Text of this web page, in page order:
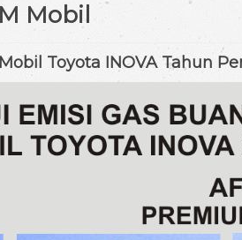
Mobil
Toyota INOVA Tahun